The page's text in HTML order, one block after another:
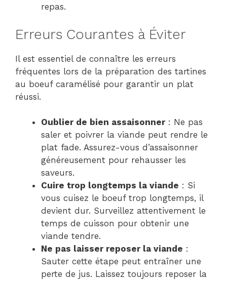
repas.
Erreurs Courantes à Éviter
Il est essentiel de connaître les erreurs
fréquentes lors de la préparation des tartines
au boeuf caramélisé pour garantir un plat
réussi.
Oublier de bien assaisonner: Ne pas
saler et poivrer la viande peut rendre le
plat fade. Assurez-vous d’assaisonner
généreusement pour rehausser les
saveurs.
Cuire trop longtemps la viande : Si
vous cuisez le boeuf trop longtemps, il
devient dur. Surveillez attentivement le
temps de cuisson pour obtenir une
viande tendre.
Ne pas laisser reposer la viande :
Sauter cette étape peut entraîner une
perte de jus. Laissez toujours reposer la